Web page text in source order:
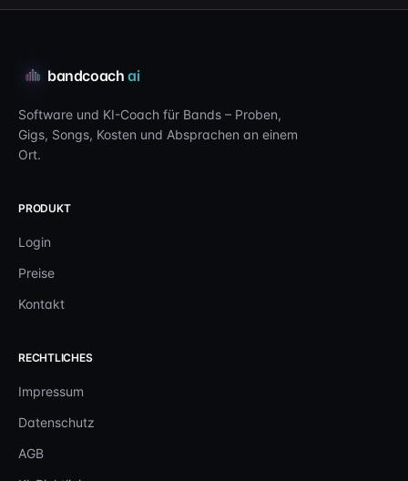
bandcoach ai
Software und KI-Coach für Bands – Proben,
Gigs, Songs, Kosten und Absprachen an einem
Ort.
PRODUKT
Login
Preise
Kontakt
RECHTLICHES
Impressum
Datenschutz
AGB